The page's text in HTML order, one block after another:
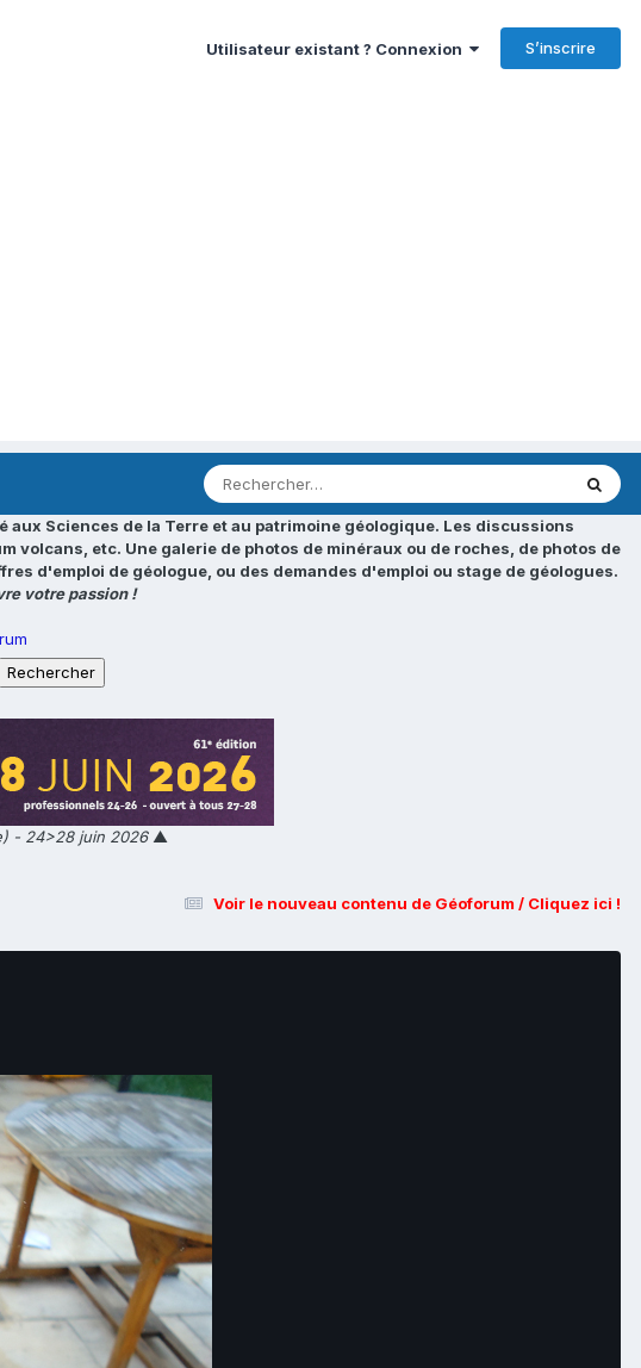
Utilisateur existant ? Connexion S’inscrire
Sciences de la Terre et au patrimoine géologique. Les discussions
etc. Une galerie de photos de minéraux ou de roches, de photos de
d'emploi de géologue, ou des demandes d'emploi ou stage de géologues.
votre passion !
- 24>28 juin 2026▲
Voir le nouveau contenu de Géoforum / Cliquez ici !